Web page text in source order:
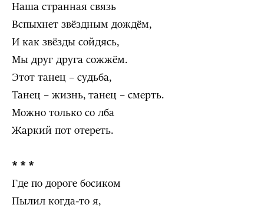
Наша странная связь
Вспыхнет звёздным дождём,
И как звёзды сойдясь,
Мы друг друга сожжём.
Этот танец – судьба,
Танец – жизнь, танец – смерть.
Можно только со лба
Жаркий пот отереть.
* * *
Где по дороге босиком
Пылил когда-то я,